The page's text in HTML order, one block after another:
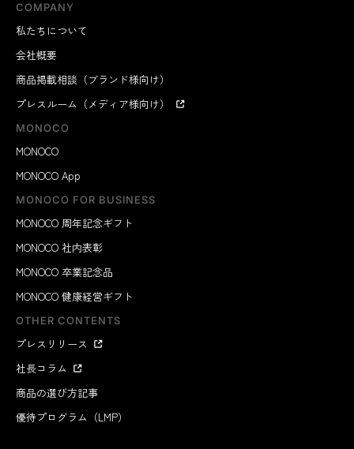
COMPANY
私たちについて
会社概要
商品掲載相談（ブランド様向け）
プレスルーム（メディア様向け）
MONOCO
MONOCO
MONOCO App
MONOCO FOR BUSINESS
MONOCO 周年記念ギフト
MONOCO 社内表彰
MONOCO 卒業記念品
MONOCO 健康経営ギフト
OTHER CONTENTS
プレスリリース
社長コラム
商品の選び方記事
優待プログラム（LMP）